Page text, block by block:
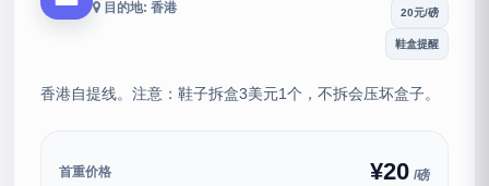
目的地: 香港 20元/磅
鞋盒提醒
香港自提线。注意：鞋子拆盒3美元1个，不拆会压坏盒子。
首重价格 ¥20 /磅